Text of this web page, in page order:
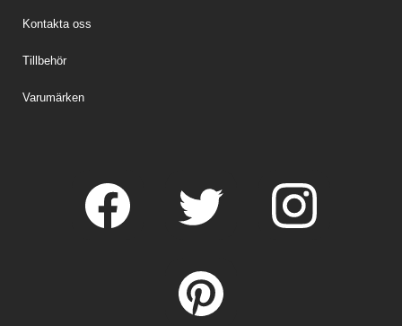
Kontakta oss
Tillbehör
Varumärken